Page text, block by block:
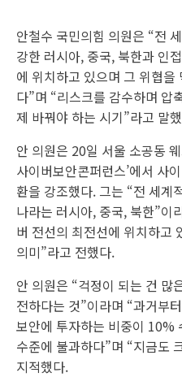
안철수 국민의힘 의원은 “전
강한 러시아, 중국, 북한과 인
에 위치하고 있으며 그 위협
다”며 “리스크를 감수하며 압
제 바꿔야 하는 시기”라고 말
안 의원은 20일 서울 소공동
사이버보안콘퍼런스’에서 사
환을 강조했다. 그는 “전 세계
나라는 러시아, 중국, 북한”이
버 전선의 최전선에 위치하고
의미”라고 전했다.
안 의원은 “걱정이 되는 건 많
전하다는 것”이라며 “과거부
보안에 투자하는 비중이 10%
수준에 불과하다”며 “지금도
지적했다.